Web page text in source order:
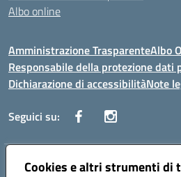
Cookies e altri strumenti di
Albo online
Amministrazione TrasparenteAlbo
Responsabile della protezione dati
Dichiarazione di accessibilitàNote
Seguici su:
Indirizzo:Corso Vittorio Emanuele, 27